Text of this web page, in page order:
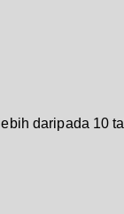
daripada 10